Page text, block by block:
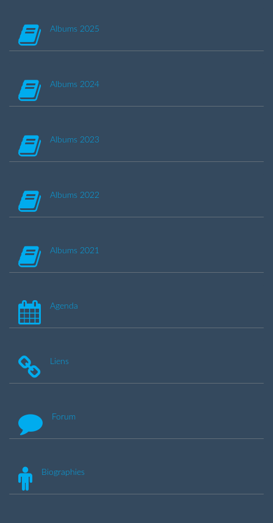
Albums 2025
Albums 2024
Albums 2023
Albums 2022
Albums 2021
Agenda
Liens
Forum
Biographies